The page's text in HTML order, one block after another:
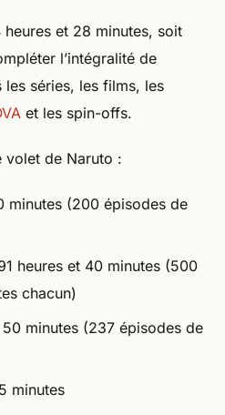
et 28 minutes, soit
l’intégralité de
séries, les films, les
et les spin-offs.
volet de Naruto :
minutes (200 épisodes de
heures et 40 minutes (500
chacun)
minutes (237 épisodes de
minutes